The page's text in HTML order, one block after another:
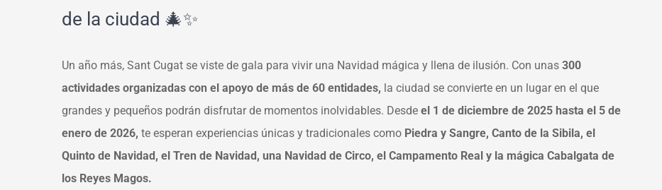
de la ciudad 🎄✨
Un año más, Sant Cugat se viste de gala para vivir una Navidad mágica y llena de ilusión. Con unas 300
actividades organizadas con el apoyo de más de 60 entidades, la ciudad se convierte en un lugar en el que
grandes y pequeños podrán disfrutar de momentos inolvidables. Desde el 1 de diciembre de 2025 hasta el 5 de
enero de 2026, te esperan experiencias únicas y tradicionales como Piedra y Sangre, Canto de la Sibila, el
Quinto de Navidad, el Tren de Navidad, una Navidad de Circo, el Campamento Real y la mágica Cabalgata de
los Reyes Magos.